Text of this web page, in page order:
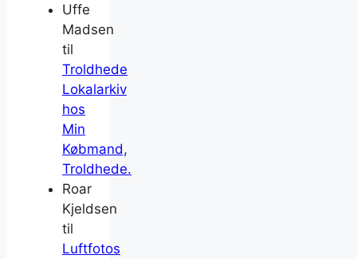
Uffe
Madsen
til
Troldhede
Lokalarkiv
hos
Min
Købmand,
Troldhede.
Roar
Kjeldsen
til
Luftfotos